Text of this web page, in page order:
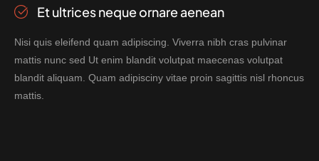
Et ultrices neque ornare aenean
Nisi quis eleifend quam adipiscing. Viverra nibh cras pulvinar
mattis nunc sed Ut enim blandit volutpat maecenas volutpat
blandit aliquam. Quam adipisciny vitae proin sagittis nisl rhoncus
mattis.